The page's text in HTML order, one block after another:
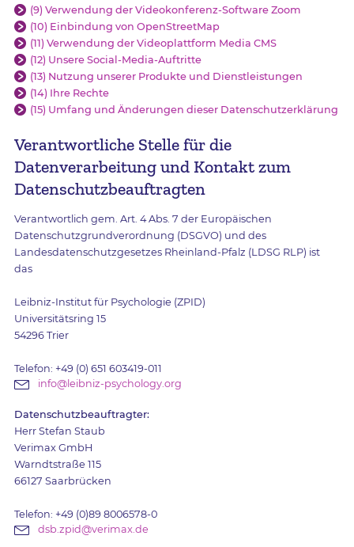
(9) Verwendung der Videokonferenz-Software Zoom
(10) Einbindung von OpenStreetMap
(11) Verwendung der Videoplattform Media CMS
(12) Unsere Social-Media-Auftritte
(13) Nutzung unserer Produkte und Dienstleistungen
(14) Ihre Rechte
(15) Umfang und Änderungen dieser Datenschutzerklärung
Verantwortliche Stelle für die
Datenverarbeitung und Kontakt zum
Datenschutzbeauftragten
Verantwortlich gem. Art. 4 Abs. 7 der Europäischen
Datenschutzgrundverordnung (DSGVO) und des
Landesdatenschutzgesetzes Rheinland-Pfalz (LDSG RLP) ist
das
Leibniz-Institut für Psychologie (ZPID)
Universitätsring 15
54296 Trier
Telefon: +49 (0) 651 603419-011
info@leibniz-psychology.org
Datenschutzbeauftragter:
Herr Stefan Staub
Verimax GmbH
Warndtstraße 115
66127 Saarbrücken
Telefon: +49 (0)89 8006578-0
dsb.zpid@verimax.de